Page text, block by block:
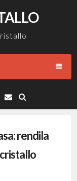
VK Email
rendila